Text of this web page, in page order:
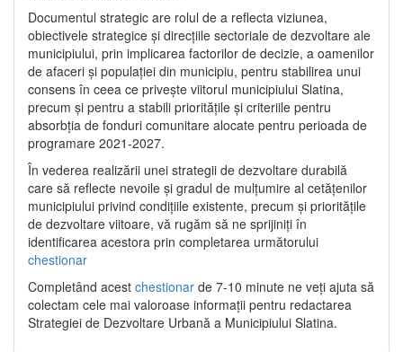
Documentul strategic are rolul de a reflecta viziunea,
obiectivele strategice și direcțiile sectoriale de dezvoltare ale
municipiului, prin implicarea factorilor de decizie, a oamenilor
de afaceri și populației din municipiu, pentru stabilirea unui
consens în ceea ce privește viitorul municipiului Slatina,
precum și pentru a stabili prioritățile și criteriile pentru
absorbția de fonduri comunitare alocate pentru perioada de
programare 2021-2027.
În vederea realizării unei strategii de dezvoltare durabilă
care să reflecte nevoile și gradul de mulțumire al cetățenilor
municipiului privind condițiile existente, precum și prioritățile
de dezvoltare viitoare, vă rugăm să ne sprijiniți în
identificarea acestora prin completarea următorului
chestionar
Completând acest chestionar de 7-10 minute ne veți ajuta să
colectam cele mai valoroase informații pentru redactarea
Strategiei de Dezvoltare Urbană a Municipiului Slatina.